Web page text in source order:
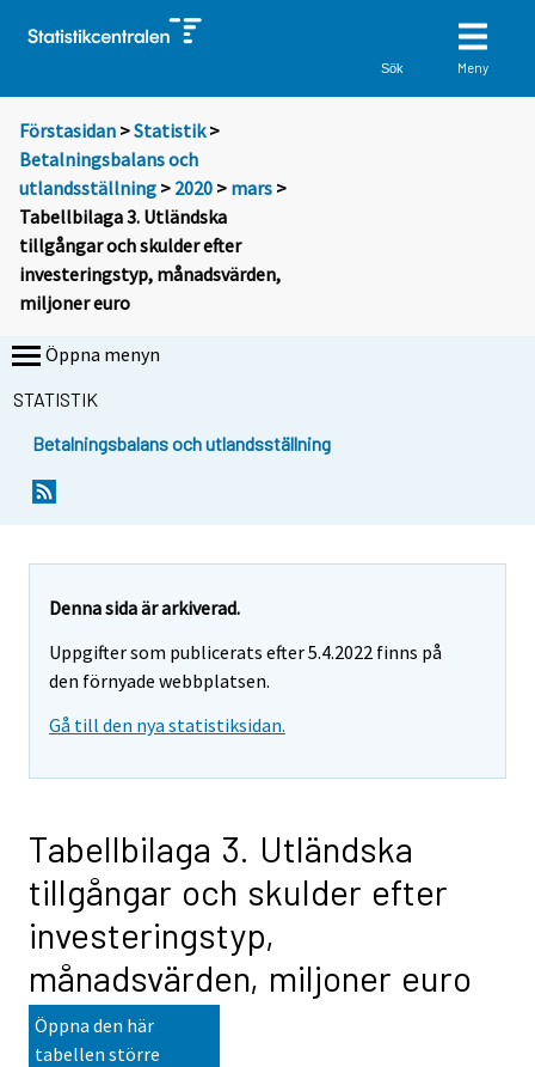
Sök Meny
Förstasidan >Statistik >
Betalningsbalans och
utlandsställning > 2020 > mars >
Tabellbilaga 3. Utländska
tillgångar och skulder efter
investeringstyp, månadsvärden,
miljoner euro
Öppna menyn
STATISTIK
Betalningsbalans och utlandsställning
Denna sida är arkiverad.
Uppgifter som publicerats efter 5.4.2022 finns på
den förnyade webbplatsen.
Gå till den nya statistiksidan.
Tabellbilaga 3. Utländska
tillgångar och skulder efter
investeringstyp,
månadsvärden, miljoner euro
Öppna den här
tabellen större